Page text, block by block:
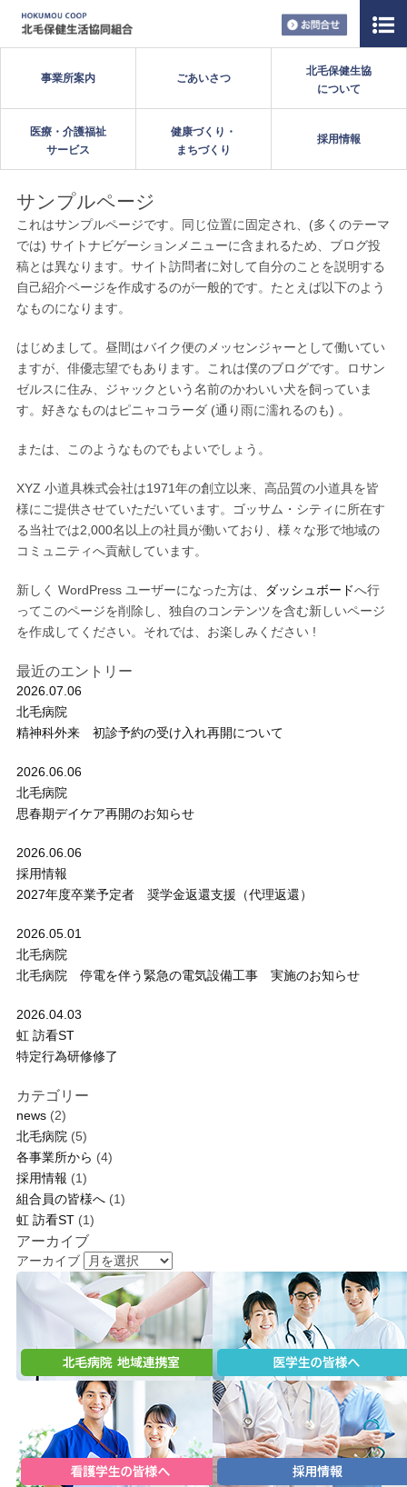
お問い合
事業所案内 ごあいさつ
北毛保健生協
について
医療・介護福祉
サービス
健康づくり・
まちづくり
採用情報
サンプルページ
これはサンプルページです。同じ位置に固定され、(多くのテーマ
では) サイトナビゲーションメニューに含まれるため、ブログ投
稿とは異なります。サイト訪問者に対して自分のことを説明する
自己紹介ページを作成するのが一般的です。たとえば以下のよう
なものになります。
はじめまして。昼間はバイク便のメッセンジャーとして働いてい
ますが、俳優志望でもあります。これは僕のブログです。ロサン
ゼルスに住み、ジャックという名前のかわいい犬を飼っていま
す。好きなものはピニャコラーダ (通り雨に濡れるのも) 。
または、このようなものでもよいでしょう。
XYZ 小道具株式会社は1971年の創立以来、高品質の小道具を皆
様にご提供させていただいています。ゴッサム・シティに所在す
る当社では2,000名以上の社員が働いており、様々な形で地域の
コミュニティへ貢献しています。
新しく WordPress ユーザーになった方は、 ダッシュボードへ行
ってこのページを削除し、独自のコンテンツを含む新しいページ
を作成してください。それでは、お楽しみください !
最近のエントリー
2026.07.06
北毛病院
精神科外来 初診予約の受け入れ再開について
2026.06.06
北毛病院
思春期デイケア再開のお知らせ
2026.06.06
採用情報
2027年度卒業予定者 奨学金返還支援（代理返還）
2026.05.01
北毛病院
北毛病院 停電を伴う緊急の電気設備工事 実施のお知らせ
2026.04.03
虹 訪看ST
特定行為研修修了
カテゴリー
news(2)
北毛病院 (5)
各事業所から (4)
採用情報 (1)
組合員の皆様へ(1)
虹 訪看ST(1)
アーカイブ
アーカイブ